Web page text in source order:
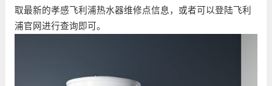
取最新的孝感飞利浦热水器维修点信息，或者可以登陆飞利
浦官网进行查询即可。